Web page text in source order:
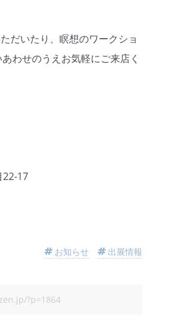
だいたり、瞑想のワークショ
わせのうえお気軽にご来店く
22-17
お知らせ 出展情報
?p=1864